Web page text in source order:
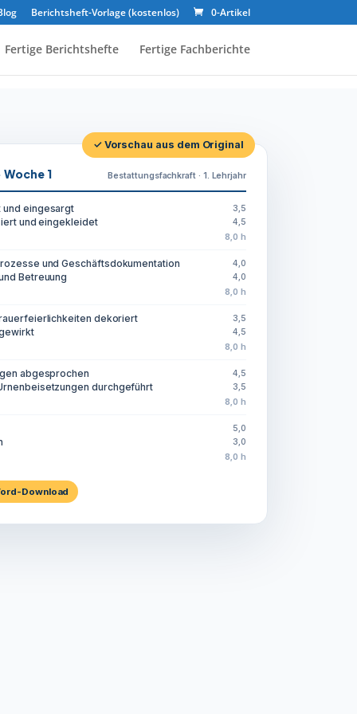
Berichtsheft-Vorlage (kostenlos) 0-Artikel
Fertige Berichtshefte Fertige Fachberichte
✓ Vorschau aus dem Original
1 Bestattungsfachkraft · 1. Lehrjahr
eingesargt 3,5
und eingekleidet 4,5
8,0 h
und Geschäftsdokumentation 4,0
Betreuung 4,0
8,0 h
dekoriert 3,5
4,5
8,0 h
abgesprochen 4,5
durchgeführt 3,5
8,0 h
5,0
3,0
8,0 h
Download